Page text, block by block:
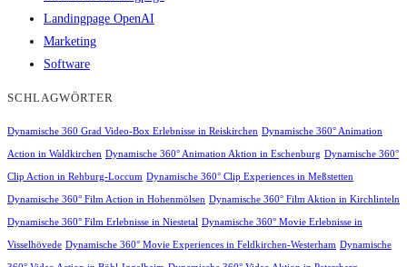
Landingpage OpenAI
Marketing
Software
SCHLAGWÖRTER
Dynamische 360 Grad Video-Box Erlebnisse in Reiskirchen Dynamische 360° Animation
Action in Waldkirchen Dynamische 360° Animation Aktion in Eschenburg Dynamische 360°
Clip Action in Rehburg-Loccum Dynamische 360° Clip Experiences in Meßstetten
Dynamische 360° Film Action in Hohenmölsen Dynamische 360° Film Aktion in Kirchlinteln
Dynamische 360° Film Erlebnisse in Niestetal Dynamische 360° Movie Erlebnisse in
Visselhövede Dynamische 360° Movie Experiences in Feldkirchen-Westerham Dynamische